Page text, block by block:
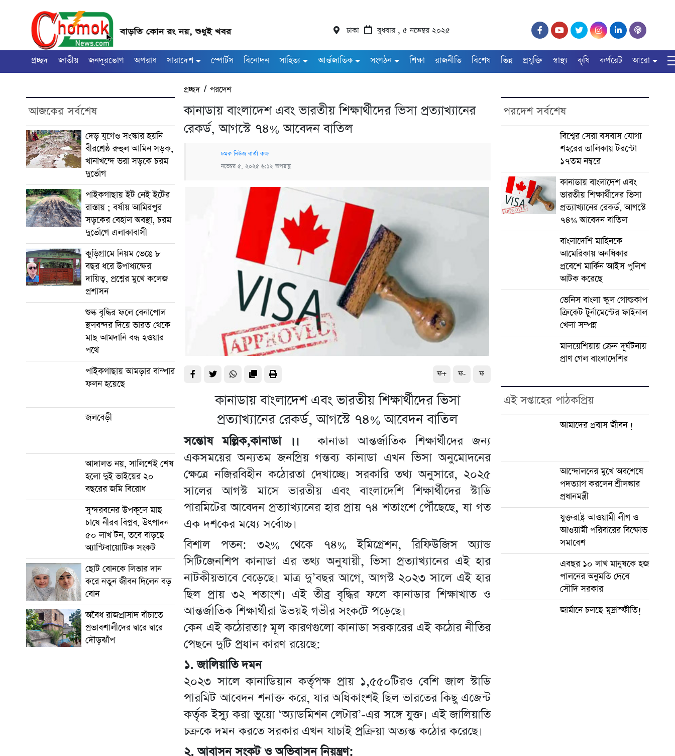
ঢাকা বুধবার , ৫ নভেম্বর ২০২৫
প্রচ্ছদ জাতীয় জনদূরভোগ অপরাধ সারাদেশ স্পোর্টস বিনোদন সাহিত্য আর্ন্তজাতিক সংগঠন শিক্ষা রাজনীতি বিশেষ ভিন্ন প্রযুক্তি স্বাস্থ্য কৃষি কর্পরেট আরো
আজকের সর্বশেষ
দেড় যুগেও সংস্কার হয়নি
বীরশ্রেষ্ঠ রুহুল আমিন সড়ক,
খানাখন্দে ভরা সড়কে চরম
দুর্ভোগ
পাইকগাছায় ইট নেই ইটের
রাস্তায় ; বর্ষায় আমিরপুর
সড়কের বেহাল অবস্থা, চরম
দুর্ভোগে এলাকাবাসী
কুড়িগ্রামে নিয়ম ভেঙে ৮
বছর ধরে উপাধ্যক্ষের
দায়িত্ব, প্রশ্নের মুখে কলেজ
প্রশাসন
শুল্ক বৃদ্ধির ফলে বেনাপোল
স্থলবন্দর দিয়ে ভারত থেকে
মাছ আমদানি বন্ধ হওয়ার
পথে
পাইকগাছায় আমড়ার বাম্পার
ফলন হয়েছে
জলবেড়ী
আদালত নয়, সালিশেই শেষ
হলো দুই ভাইয়ের ২০
বছরের জমি বিরোধ
সুন্দরবনের উপকূলে মাছ
চাষে নীরব বিপ্লব, উৎপাদন
৫০ লাখ টন, তবে বাড়ছে
অ্যান্টিবায়োটিক সংকট
ছোট বোনকে লিভার দান
করে নতুন জীবন দিলেন বড়
বোন
অবৈধ রাজপ্রাসাদ বাঁচাতে
প্রভাবশালীদের দ্বারে দ্বারে
দৌড়ঝাঁপ
প্রচ্ছদ/পরদেশ
কানাডায় বাংলাদেশ এবং ভারতীয় শিক্ষার্থীদের ভিসা প্রত্যাখ্যানের
রেকর্ড, আগস্টে ৭৪% আবেদন বাতিল
চমক নিউজ বার্তা কক্ষ
নভেম্বর ৫, ২০২৫ ৬:১২ অপরাহ্ণ
ফ+ ফ- ফ
কানাডায় বাংলাদেশ এবং ভারতীয় শিক্ষার্থীদের ভিসা
প্রত্যাখ্যানের রেকর্ড, আগস্টে ৭৪% আবেদন বাতিল
সন্তোষ মল্লিক,কানাডা ।।
কানাডা আন্তর্জাতিক শিক্ষার্থীদের জন্য
একসময়ের অন্যতম জনপ্রিয় গন্তব্য কানাডা এখন ভিসা অনুমোদনের
ক্ষেত্রে নজিরবিহীন কঠোরতা দেখাচ্ছে। সরকারি তথ্য অনুসারে, ২০২৫
সালের আগস্ট মাসে ভারতীয় এবং বাংলাদেশি শিক্ষার্থীদের স্টাডি
পারমিটের আবেদন প্রত্যাখ্যানের হার প্রায় ৭৪ শতাংশে পৌঁছেছে, যা গত
এক দশকের মধ্যে সর্বোচ্চ।
বিশাল পতন: ৩২% থেকে ৭৪% ইমিগ্রেশন, রিফিউজিস অ্যান্ড
সিটিজেনশিপ কানাডা এর তথ্য অনুযায়ী, ভিসা প্রত্যাখ্যানের এই হার
নাটকীয়ভাবে বেড়েছে। মাত্র দু’বছর আগে, আগস্ট ২০২৩ সালে এই হার
ছিল প্রায় ৩২ শতাংশ। এই তীব্র বৃদ্ধির ফলে কানাডার শিক্ষাখাত ও
আন্তর্জাতিক শিক্ষার্থীরা উভয়ই গভীর সংকটে পড়েছে।
কেন এই কঠোরতা? মূল কারণগুলো কানাডা সরকারের এই কঠোর নীতির
পেছনে দুটি প্রধান কারণ রয়েছে:
১. জালিয়াতি দমন
২০২৩ সালে কানাডিয়ান কর্তৃপক্ষ প্রায় ১,৫৫০টিরও বেশি জাল স্টাডি
পারমিট আবেদন শনাক্ত করে, যার অধিকাংশই ছিল ভারতের কিছু এজেন্ট
কর্তৃক ইস্যু করা ভুয়ো ‘অ্যাডমিশন লেটার’-এর সঙ্গে যুক্ত। এই জালিয়াতি
চক্রকে দমন করতে সরকার এখন যাচাই প্রক্রিয়া অত্যন্ত কঠোর করেছে।
২. আবাসন সংকট ও অভিবাসন নিয়ন্ত্রণ:
পরদেশ সর্বশেষ
বিশ্বের সেরা বসবাস যোগ্য
শহরের তালিকায় টরন্টো
১৭তম নম্বরে
কানাডায় বাংলাদেশ এবং
ভারতীয় শিক্ষার্থীদের ভিসা
প্রত্যাখ্যানের রেকর্ড, আগস্টে
৭৪% আবেদন বাতিল
বাংলাদেশি মাহিনকে
আমেরিকায় অনধিকার
প্রবেশে মার্কিন আইস পুলিশ
আটক করেছে
ভেনিস বাংলা স্কুল গোল্ডকাপ
ক্রিকেট টুর্নামেন্টের ফাইনাল
খেলা সম্পন্ন
মালয়েশিয়ায় ক্রেন দূূর্ঘটনায়
প্রাণ গেল বাংলাদেশির
এই সপ্তাহের পাঠকপ্রিয়
আমাদের প্রবাস জীবন !
আন্দোলনের মুখে অবশেষে
পদত্যাগ করলেন শ্রীলঙ্কার
প্রধানমন্ত্রী
যুক্তরাষ্ট্র আওয়ামী লীগ ও
আওয়ামী পরিবারের বিক্ষোভ
সমাবেশ
এবছর ১০ লাখ মানুষকে হজ
পালনের অনুমতি দেবে
সৌদি সরকার
জার্মানে চলছে মুদ্রাস্ফীতি!